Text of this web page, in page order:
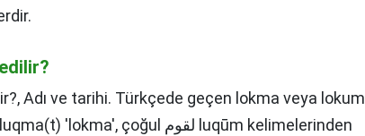
Adı ve tarihi. Türkçede geçen lokma veya lokum